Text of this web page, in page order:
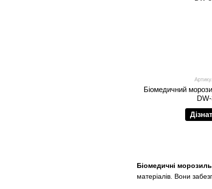
Біомедичні
матеріалів. Вони
Біомедичний